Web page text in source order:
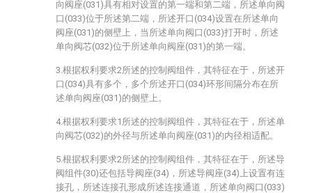
向阀座(031)具有相对设置的第一端和第二端，所述单向阀
口(033)位于所述第二端，所述开口(034)设置在所述单向
阀座(031)的侧壁上，当所述单向阀口(033)打开时，所述
单向阀芯(032)位于所述单向阀座(031)的第一端。
3.根据权利要求2所述的控制阀组件，其特征在于，所述开
口(034)具有多个，多个所述开口(034)环形间隔分布在所
述单向阀座(031)的侧壁上。
4.根据权利要求1所述的控制阀组件，其特征在于，所述单
向阀芯(032)的外径与所述单向阀座(031)的内径相适配。
5.根据权利要求2所述的控制阀组件，其特征在于，所述导
阀组件(30)还包括导阀座(34)，所述导阀座(34)上设置有连
接孔，所述连接孔形成所述连接通道，所述单向阀口(033)